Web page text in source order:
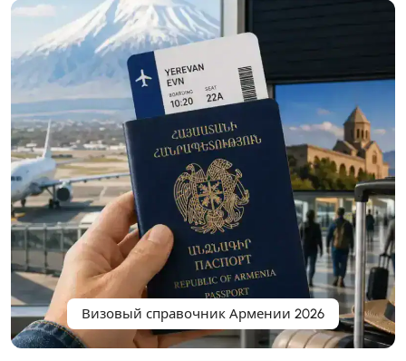
Визовый справочник Армении 2026